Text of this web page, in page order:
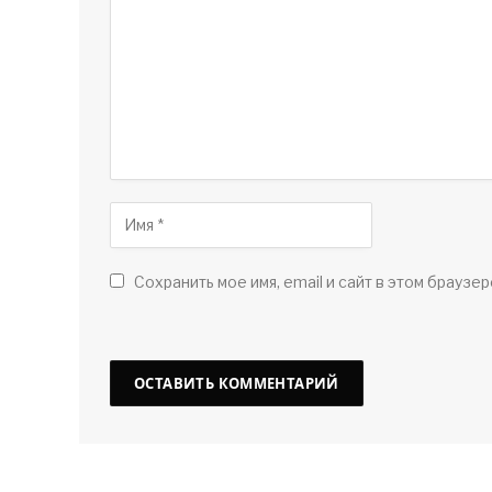
Сохранить мое имя, email и сайт в этом